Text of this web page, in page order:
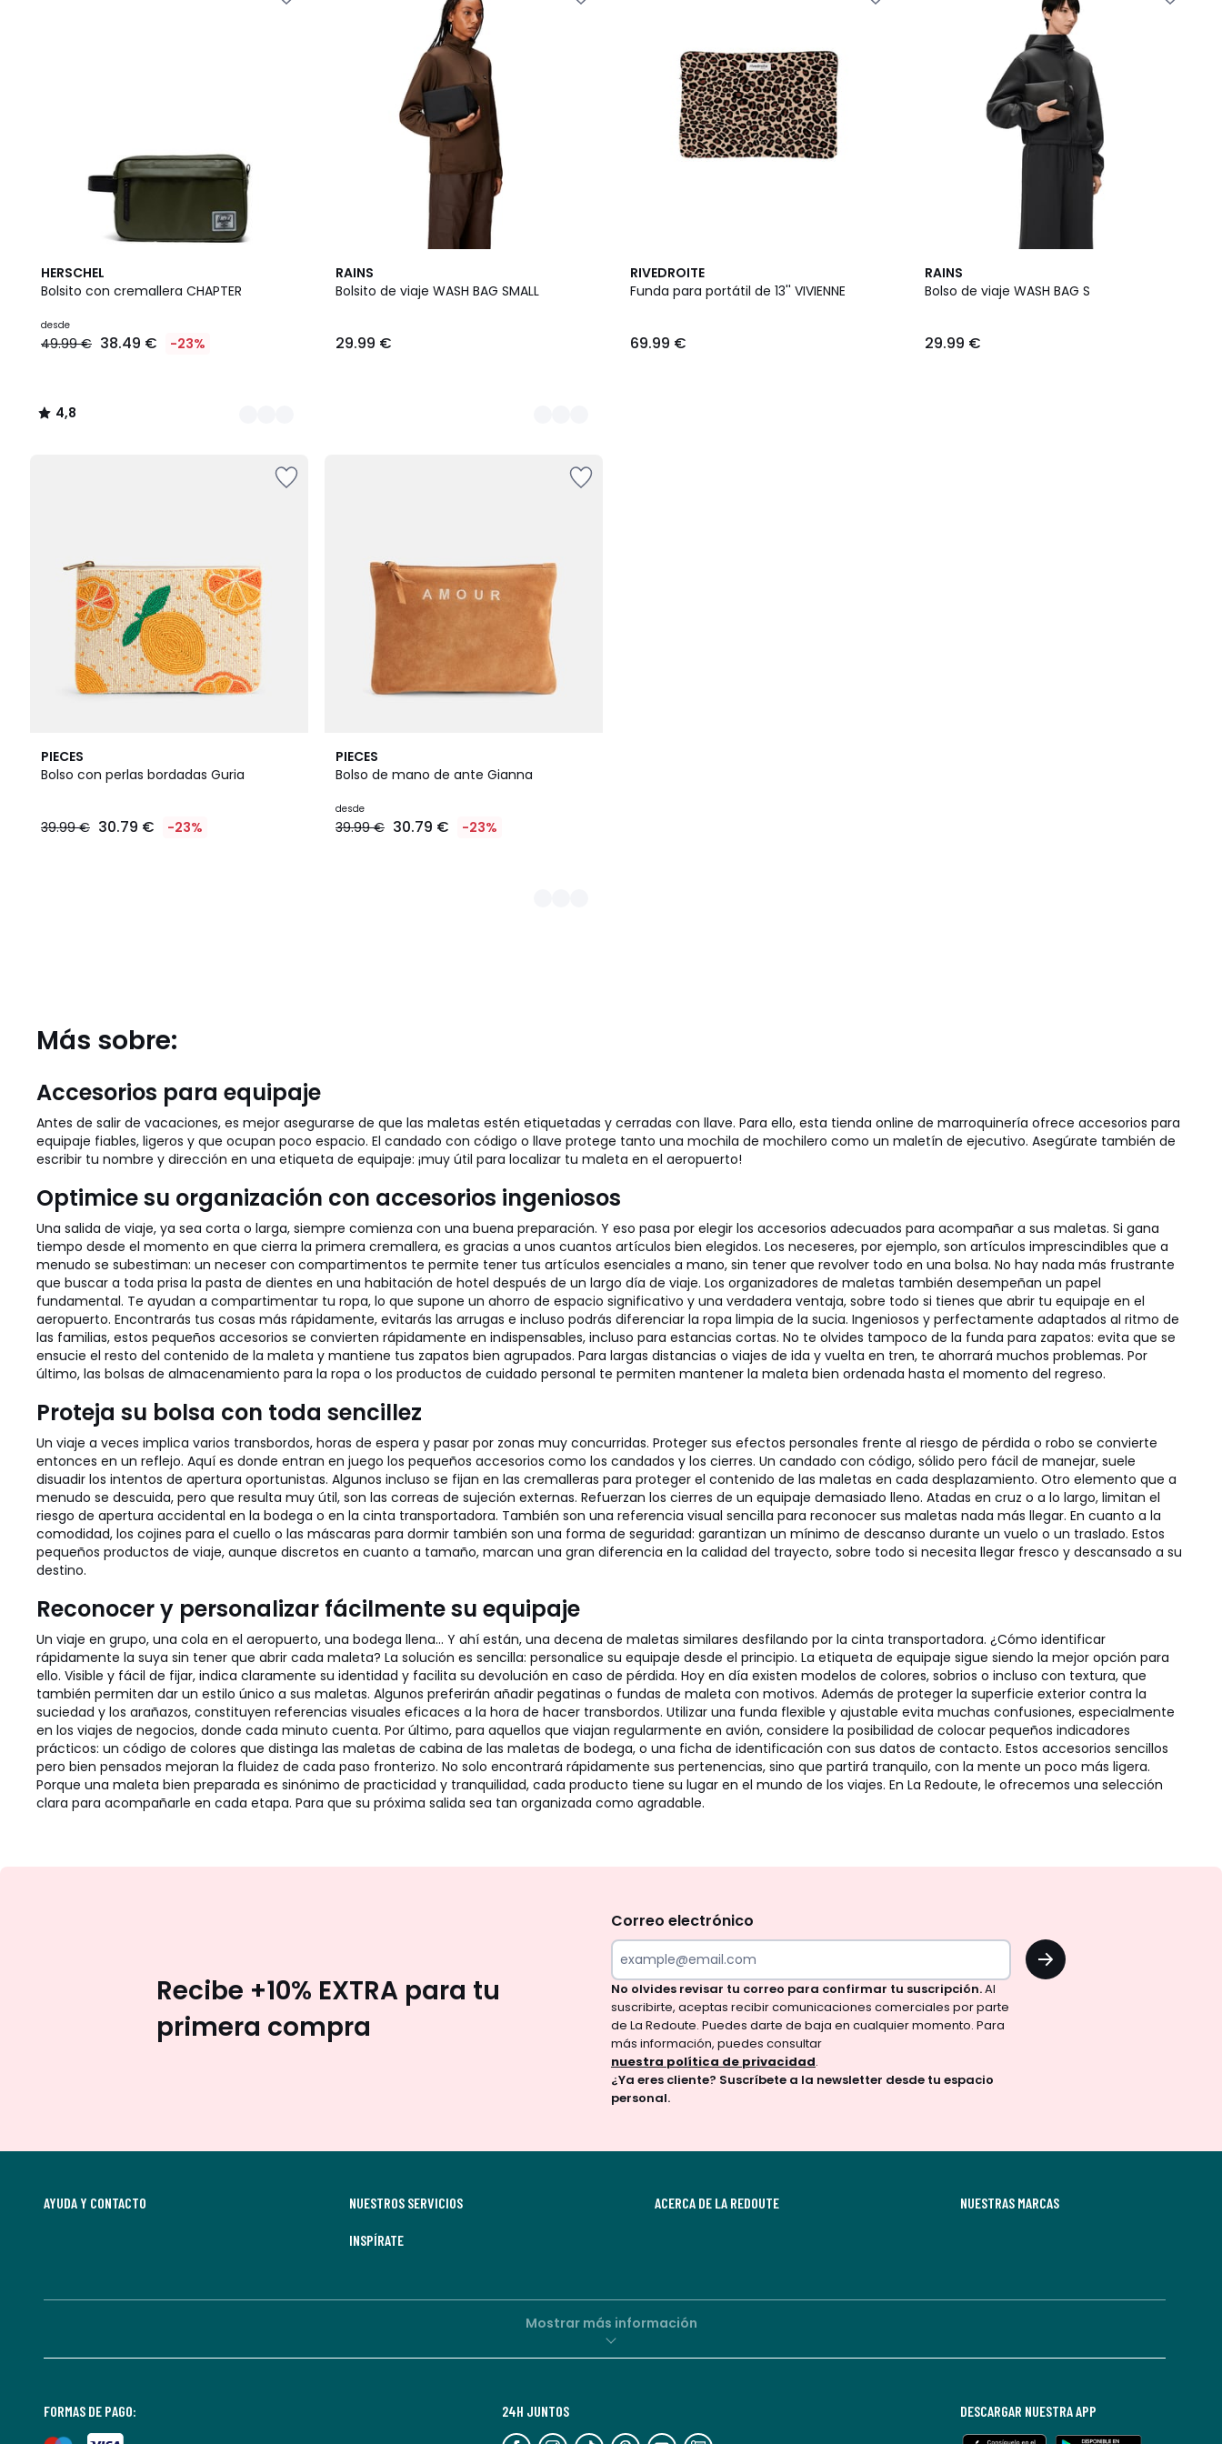
HERSCHEL
Bolsito con cremallera CHAPTER
Precio
a
€
aplicado.
desde
49.99 € 38.49 € -23%
4,8
/ 5
2
Colores
4,8
/
RAINS
Bolsito de viaje WASH BAG SMALL
29.99 €
3
Colores
RIVEDROITE
Funda para portátil de 13'' VIVIENNE
69.99 €
RAINS
Bolso de viaje WASH BAG S
29.99 €
PIECES
Bolso con perlas bordadas Guria
39.99 € 30.79 € -23%
PIECES
Bolso de mano de ante Gianna
desde
39.99 € 30.79 € -23%
2
Colores
Más sobre:
Accesorios para equipaje
Antes de salir de vacaciones, es mejor asegurarse de que las maletas estén etiquetadas y cerradas con llave. Para ello, esta tienda online de marroquinería ofrece accesorios para
equipaje fiables, ligeros y que ocupan poco espacio. El candado con código o llave protege tanto una mochila de mochilero como un maletín de ejecutivo. Asegúrate también de
escribir tu nombre y dirección en una etiqueta de equipaje: ¡muy útil para localizar tu maleta en el aeropuerto!
Optimice su organización con accesorios ingeniosos
Una salida de viaje, ya sea corta o larga, siempre comienza con una buena preparación. Y eso pasa por elegir los accesorios adecuados para acompañar a sus maletas. Si gana
tiempo desde el momento en que cierra la primera cremallera, es gracias a unos cuantos artículos bien elegidos. Los neceseres, por ejemplo, son artículos imprescindibles que a
menudo se subestiman: un neceser con compartimentos te permite tener tus artículos esenciales a mano, sin tener que revolver todo en una bolsa. No hay nada más frustrante
que buscar a toda prisa la pasta de dientes en una habitación de hotel después de un largo día de viaje. Los organizadores de maletas también desempeñan un papel
fundamental. Te ayudan a compartimentar tu ropa, lo que supone un ahorro de espacio significativo y una verdadera ventaja, sobre todo si tienes que abrir tu equipaje en el
aeropuerto. Encontrarás tus cosas más rápidamente, evitarás las arrugas e incluso podrás diferenciar la ropa limpia de la sucia. Ingeniosos y perfectamente adaptados al ritmo de
las familias, estos pequeños accesorios se convierten rápidamente en indispensables, incluso para estancias cortas. No te olvides tampoco de la funda para zapatos: evita que se
ensucie el resto del contenido de la maleta y mantiene tus zapatos bien agrupados. Para largas distancias o viajes de ida y vuelta en tren, te ahorrará muchos problemas. Por
último, las bolsas de almacenamiento para la ropa o los productos de cuidado personal te permiten mantener la maleta bien ordenada hasta el momento del regreso.
Proteja su bolsa con toda sencillez
Un viaje a veces implica varios transbordos, horas de espera y pasar por zonas muy concurridas. Proteger sus efectos personales frente al riesgo de pérdida o robo se convierte
entonces en un reflejo. Aquí es donde entran en juego los pequeños accesorios como los candados y los cierres. Un candado con código, sólido pero fácil de manejar, suele
disuadir los intentos de apertura oportunistas. Algunos incluso se fijan en las cremalleras para proteger el contenido de las maletas en cada desplazamiento. Otro elemento que a
menudo se descuida, pero que resulta muy útil, son las correas de sujeción externas. Refuerzan los cierres de un equipaje demasiado lleno. Atadas en cruz o a lo largo, limitan el
riesgo de apertura accidental en la bodega o en la cinta transportadora. También son una referencia visual sencilla para reconocer sus maletas nada más llegar. En cuanto a la
comodidad, los cojines para el cuello o las máscaras para dormir también son una forma de seguridad: garantizan un mínimo de descanso durante un vuelo o un traslado. Estos
pequeños productos de viaje, aunque discretos en cuanto a tamaño, marcan una gran diferencia en la calidad del trayecto, sobre todo si necesita llegar fresco y descansado a su
destino.
Reconocer y personalizar fácilmente su equipaje
Un viaje en grupo, una cola en el aeropuerto, una bodega llena... Y ahí están, una decena de maletas similares desfilando por la cinta transportadora. ¿Cómo identificar
rápidamente la suya sin tener que abrir cada maleta? La solución es sencilla: personalice su equipaje desde el principio. La etiqueta de equipaje sigue siendo la mejor opción para
ello. Visible y fácil de fijar, indica claramente su identidad y facilita su devolución en caso de pérdida. Hoy en día existen modelos de colores, sobrios o incluso con textura, que
también permiten dar un estilo único a sus maletas. Algunos preferirán añadir pegatinas o fundas de maleta con motivos. Además de proteger la superficie exterior contra la
suciedad y los arañazos, constituyen referencias visuales eficaces a la hora de hacer transbordos. Utilizar una funda flexible y ajustable evita muchas confusiones, especialmente
en los viajes de negocios, donde cada minuto cuenta. Por último, para aquellos que viajan regularmente en avión, considere la posibilidad de colocar pequeños indicadores
prácticos: un código de colores que distinga las maletas de cabina de las maletas de bodega, o una ficha de identificación con sus datos de contacto. Estos accesorios sencillos
pero bien pensados mejoran la fluidez de cada paso fronterizo. No solo encontrará rápidamente sus pertenencias, sino que partirá tranquilo, con la mente un poco más ligera.
Porque una maleta bien preparada es sinónimo de practicidad y tranquilidad, cada producto tiene su lugar en el mundo de los viajes. En La Redoute, le ofrecemos una selección
clara para acompañarle en cada etapa. Para que su próxima salida sea tan organizada como agradable.
olvides
revisar
tu
correo
para
confirmar
tu
suscripción.
Al
aceptas
comunicaciones
parte
de
La
Recibe +10% EXTRA para tu
primera compra
Correo electrónico
OK
No olvides revisar tu correo para confirmar tu suscripción.Al
suscribirte, aceptas recibir comunicaciones comerciales por parte
de La Redoute. Puedes darte de baja en cualquier momento. Para
más información, puedes consultar
nuestra política de privacidad.
¿Ya eres cliente? Suscríbete a la newsletter desde tu espacio
personal.
AYUDA Y CONTACTO NUESTROS SERVICIOS
INSPÍRATE
ACERCA DE LA REDOUTE NUESTRAS MARCAS
Mostrar más información
FORMAS DE PAGO: 24H JUNTOS DESCARGAR NUESTRA APP